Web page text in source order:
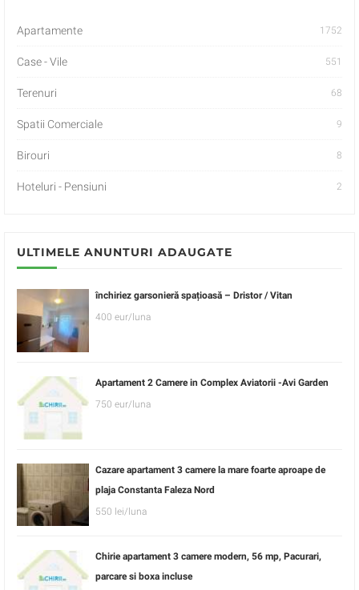
Apartamente 1752
Case - Vile 551
Terenuri 68
Spatii Comerciale 9
Birouri 8
Hoteluri - Pensiuni 2
ULTIMELE ANUNTURI ADAUGATE
închiriez garsonieră spațioasă – Dristor / Vitan
400 eur/luna
Apartament 2 Camere in Complex Aviatorii -Avi Garden
750 eur/luna
Cazare apartament 3 camere la mare foarte aproape de
plaja Constanta Faleza Nord
550 lei/luna
Chirie apartament 3 camere modern, 56 mp, Pacurari,
parcare si boxa incluse